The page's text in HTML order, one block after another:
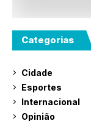
Categorias
Cidade
Esportes
Internacional
Opinião